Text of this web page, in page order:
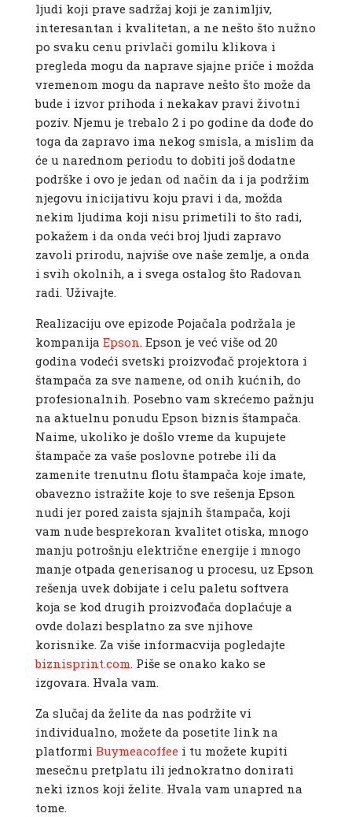
ljudi koji prave sadržaj koji je zanimljiv,
interesantan i kvalitetan, a ne nešto što nužno
po svaku cenu privlači gomilu klikova i
pregleda mogu da naprave sjajne priče i možda
vremenom mogu da naprave nešto što može da
bude i izvor prihoda i nekakav pravi životni
poziv. Njemu je trebalo 2 i po godine da dođe do
toga da zapravo ima nekog smisla, a mislim da
će u narednom periodu to dobiti još dodatne
podrške i ovo je jedan od način da i ja podržim
njegovu inicijativu koju pravi i da, možda
nekim ljudima koji nisu primetili to što radi,
pokažem i da onda veći broj ljudi zapravo
zavoli prirodu, najviše ove naše zemlje, a onda
i svih okolnih, a i svega ostalog što Radovan
radi. Uživajte.
Realizaciju ove epizode Pojačala podržala je
kompanija Epson. Epson je već više od 20
godina vodeći svetski proizvođač projektora i
štampača za sve namene, od onih kućnih, do
profesionalnih. Posebno vam skrećemo pažnju
na aktuelnu ponudu Epson biznis štampača.
Naime, ukoliko je došlo vreme da kupujete
štampače za vaše poslovne potrebe ili da
zamenite trenutnu flotu štampača koje imate,
obavezno istražite koje to sve rešenja Epson
nudi jer pored zaista sjajnih štampača, koji
vam nude besprekoran kvalitet otiska, mnogo
manju potrošnju električne energije i mnogo
manje otpada generisanog u procesu, uz Epson
rešenja uvek dobijate i celu paletu softvera
koja se kod drugih proizvođača doplaćuje a
ovde dolazi besplatno za sve njihove
korisnike. Za više informacvija pogledajte
biznisprint.com. Piše se onako kako se
izgovara. Hvala vam.
Za slučaj da želite da nas podržite vi
individualno, možete da posetite link na
platformi Buymeacoffeei tu možete kupiti
mesečnu pretplatu ili jednokratno donirati
neki iznos koji želite. Hvala vam unapred na
tome.